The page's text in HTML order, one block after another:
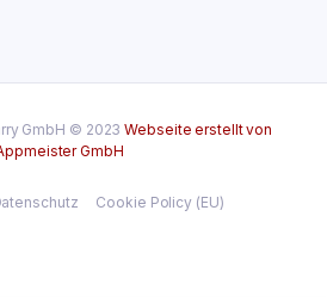
GmbH © 2023Webseite erstellt von
GmbH
Cookie Policy (EU)